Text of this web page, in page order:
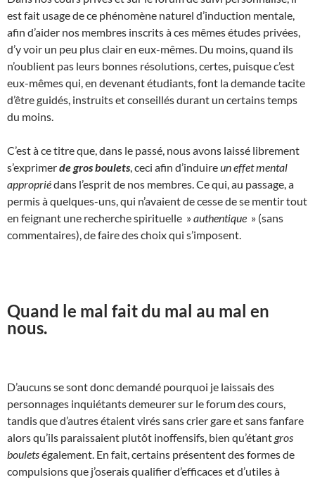
est fait usage de ce phénomène naturel d’induction mentale,
afin d’aider nos membres inscrits à ces mêmes études privées,
d’y voir un peu plus clair en eux-mêmes. Du moins, quand ils
n’oublient pas leurs bonnes résolutions, certes, puisque c’est
eux-mêmes qui, en devenant étudiants, font la demande tacite
d’être guidés, instruits et conseillés durant un certains temps
du moins.
C’est à ce titre que, dans le passé, nous avons laissé librement
s’exprimerde gros boulets , ceci afin d’induireun effet mental
appropriédans l’esprit de nos membres. Ce qui, au passage, a
permis à quelques-uns, qui n’avaient de cesse de se mentir tout
en feignant une recherche spirituelle »authentique » (sans
commentaires), de faire des choix qui s’imposent.
Quand le mal fait du mal au mal en
nous.
D’aucuns se sont donc demandé pourquoi je laissais des
personnages inquiétants demeurer sur le forum des cours,
tandis que d’autres étaient virés sans crier gare et sans fanfare
alors qu’ils paraissaient plutôt inoffensifs, bien qu’étant gros
bouletségalement. En fait, certains présentent des formes de
compulsions que j’oserais qualifier d’efficaces et d’utiles à